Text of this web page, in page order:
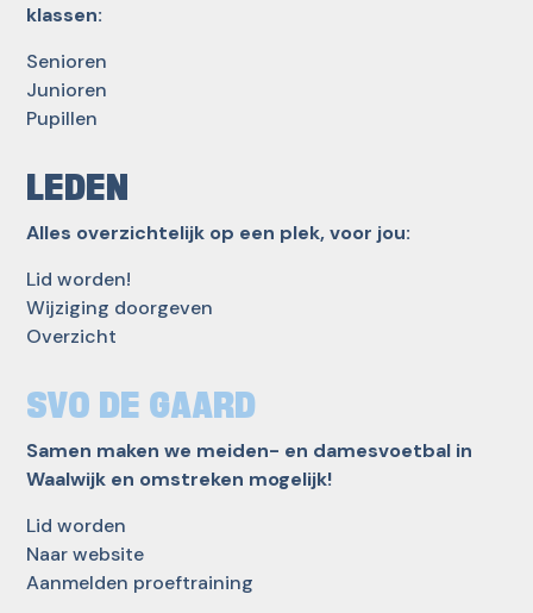
klassen:
Senioren
Junioren
Pupillen
LEDEN
Alles overzichtelijk op een plek, voor jou:
Lid worden!
Wijziging doorgeven
Overzicht
SVO DE GAARD
Samen maken we meiden- en damesvoetbal in
Waalwijk en omstreken mogelijk!
Lid worden
Naar website
Aanmelden proeftraining